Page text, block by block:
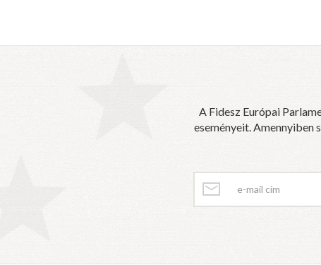
A Fidesz Európai
eseményeit.